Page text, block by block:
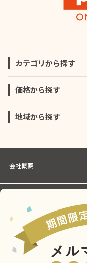
カテゴリから探す
価格から探す
地域から探す
会社概要
Cookieポリシー